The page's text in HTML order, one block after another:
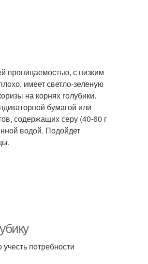
проницаемостью, с низким
имеет светло-зеленую
на корнях голубики.
бумагой или
содержащих серу (40-60 г
водой. Подойдет
потребности